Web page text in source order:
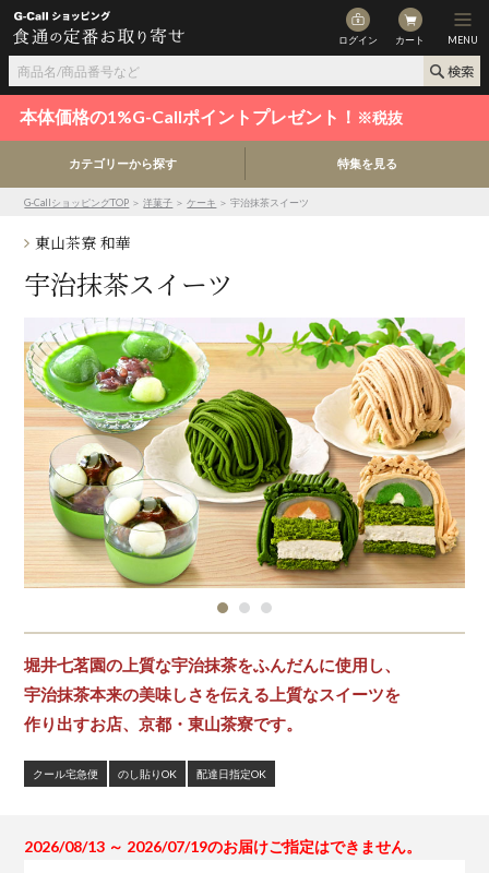
ログイン カート MENU
本体価格の1%G-Callポイントプレゼント！ ※税抜
カテゴリーから探す 特集を見る
G-CallショッピングTOP ＞洋菓子 ＞ケーキ ＞ 宇治抹茶スイーツ
東山茶寮 和華
宇治抹茶スイーツ
堀井七茗園の上質な宇治抹茶をふんだんに使用し、
宇治抹茶本来の美味しさを伝える上質なスイーツを
作り出すお店、京都・東山茶寮です。
クール宅急便 のし貼りOK 配達日指定OK
2026/08/13 ～ 2026/07/19のお届けご指定はできません。